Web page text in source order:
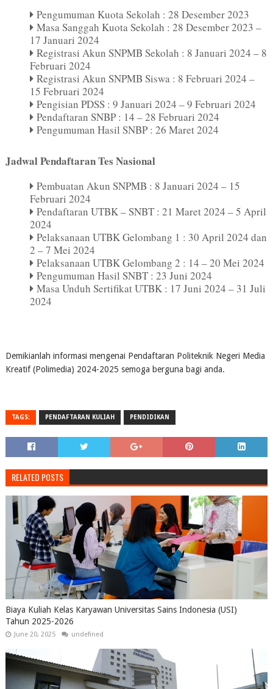
Pengumuman Kuota Sekolah : 28 Desember 2023
Masa Sanggah Kuota Sekolah : 28 Desember 2023 –
17 Januari 2024
Registrasi Akun SNPMB Sekolah : 8 Januari 2024 – 8
Februari 2024
Registrasi Akun SNPMB Siswa : 8 Februari 2024 –
15 Februari 2024
Pengisian PDSS : 9 Januari 2024 – 9 Februari 2024
Pendaftaran SNBP : 14 – 28 Februari 2024
Pengumuman Hasil SNBP : 26 Maret 2024
Jadwal Pendaftaran Tes Nasional
Pembuatan Akun SNPMB : 8 Januari 2024 – 15
Februari 2024
Pendaftaran UTBK – SNBT : 21 Maret 2024 – 5 April
2024
Pelaksanaan UTBK Gelombang 1 : 30 April 2024 dan
2 – 7 Mei 2024
Pelaksanaan UTBK Gelombang 2 : 14 – 20 Mei 2024
Pengumuman Hasil SNBT : 23 Juni 2024
Masa Unduh Sertifikat UTBK : 17 Juni 2024 – 31 Juli
2024
Demikianlah informasi mengenai Pendaftaran Politeknik Negeri Media
Kreatif (Polimedia) 2024-2025 semoga berguna bagi anda.
TAGS: PENDAFTARAN KULIAH PENDIDIKAN
RELATED POSTS
Biaya Kuliah Kelas Karyawan Universitas Sains Indonesia (USI)
Tahun 2025-2026
June 20, 2025 undefined